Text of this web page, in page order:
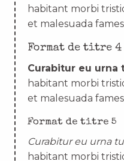
habitant morbi
et malesuada
Format de titre 4
Curabitur eu urna
habitant morbi
et malesuada
Format de titre 5
Curabitur eu urna
habitant morbi